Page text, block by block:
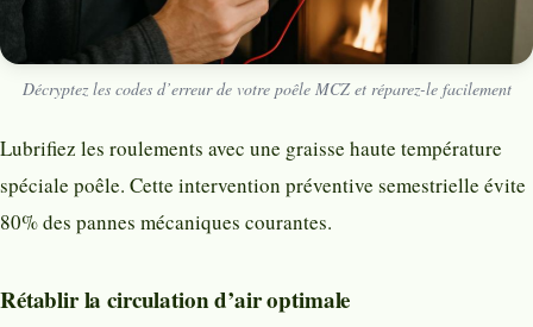
Décryptez les codes d’erreur de votre poêle MCZ et réparez-le facilement
Lubrifiez les roulements avec une graisse haute température
spéciale poêle. Cette intervention préventive semestrielle évite
80% des pannes mécaniques courantes.
Rétablir la circulation d’air optimale